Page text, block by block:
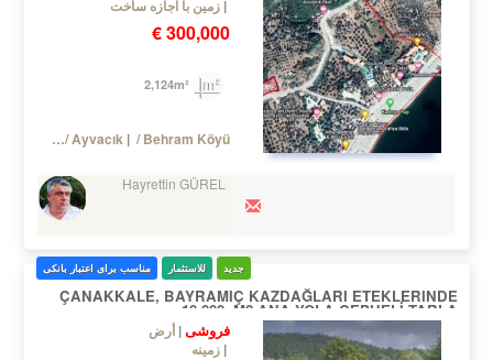
زمین با اجازه ساخت
300,000 €
Turkey Çanakkale / Ayvacık / Behram Köyü
Hayrettin GÜREL
جدید للاستثمار مناسب برای اعتبار بانکی
ÇANAKKALE, BAYRAMIÇ KAZDAĞLARI ETEKLERINDE
10.000.-M2 ANA YOLA CEPHELİ TARLA
فروشی أرض
زمینه